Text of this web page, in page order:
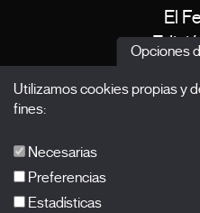
El
Opciones
Utilizamos cookies propias y
fines:
Necesarias
Preferencias
Estadísticas